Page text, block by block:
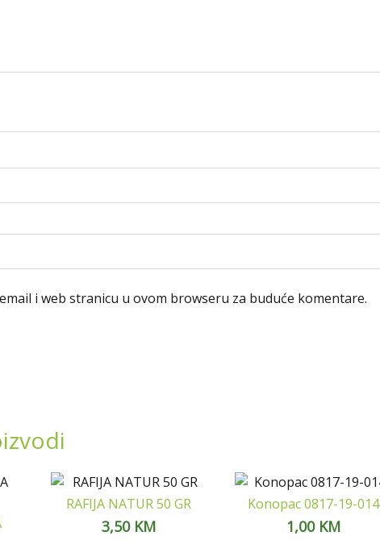
i web stranicu u ovom browseru za buduće komentare.
RAFIJA NATUR 50 GR
3,50 KM
Konopac 0817-19-014
1,00 KM